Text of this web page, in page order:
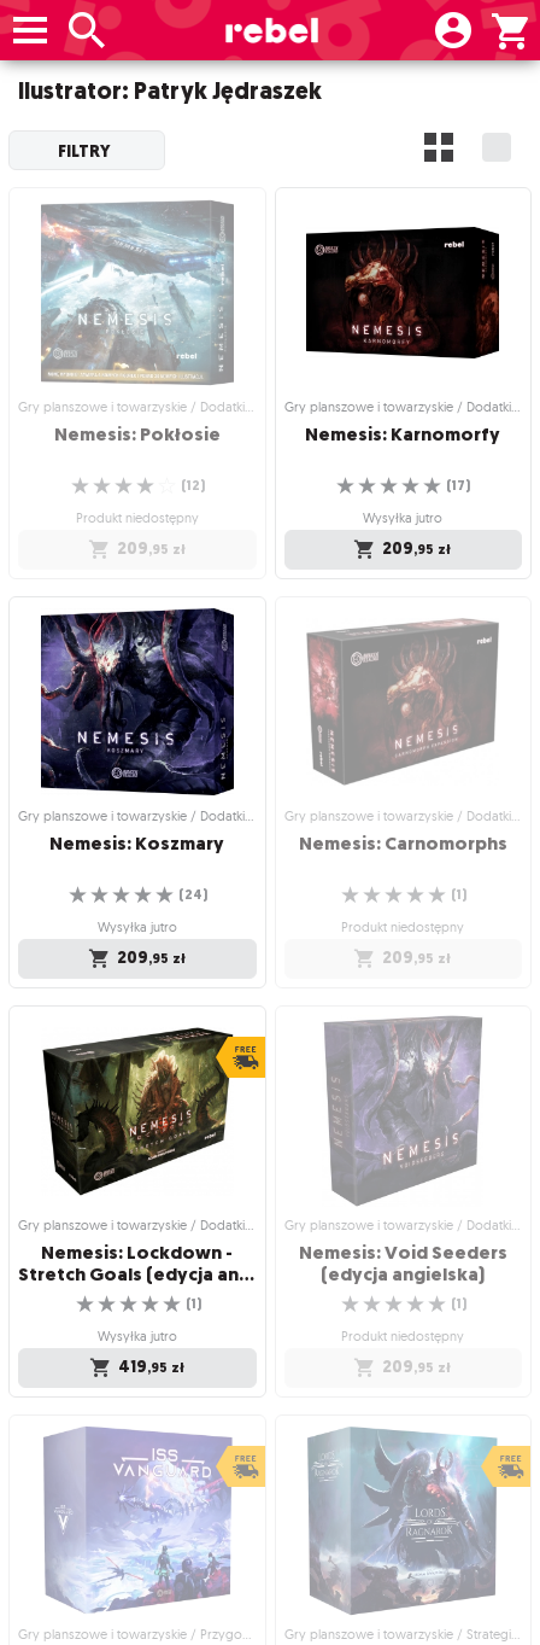
Ilustrator: Patryk Jędraszek
FILTRY
Gry planszowe i towarzyskie / Dodatki do gier
Nemesis:Pokłosie
☆
☆
☆
☆ (12)
Produkt niedostępny
209,95 zł
Gry planszowe i towarzyskie / Dodatki
do gier
Nemesis: Pokłosie
Co zdarzyło się na pokładzie
kosmicznego transportowca?
☆
☆
☆
☆
☆ (12)
Produkt niedostępny
209
Gry planszowe i towarzyskie / Dodatki do gier
Nemesis:Karnomorfy
☆
☆
☆
☆
☆ (17)
Wysyłka jutro
209,95 zł
Nemesis: Karnomorfy
One rosną w siłę!
☆
☆
☆ (17
Wysyłka jutro
209
Gry planszowe i towarzyskie / Dodatki do gier
Nemesis:Koszmary
☆
☆
☆
☆
☆ (24)
Wysyłka jutro
209,95 zł
Gry planszowe i towarzyskie / Dodatki
Nemesis: Koszmary
Czy wygrasz walkę ze swoim
umysłem?
☆
☆
☆
☆
☆ (24)
Wysyłka jutro
Gry planszowe i towarzyskie / Dodatki do gier
Nemesis: Carnomorphs
☆
☆
☆
☆
☆ (1)
Produkt niedostępny
209,95 zł
do gier
Nemesis: Carnomorphs
One rosną w siłę!
☆
☆
☆
☆
☆ (1)
Produkt niedostępny
209,95
Gry planszowe i towarzyskie / Dodatki do gier
Nemesis: Lockdown -
Stretch Goals (edycja angielska)
☆
☆
☆
☆
☆ (1)
Wysyłka jutro
419,95 zł
do gier
Nemesis: Lockdown -
Stretch Goals (edycja
angielska)
Jeszcze więcej niebezpieczeństw!
☆
☆
☆
☆
☆ 1)
Wysyłka jutro
419,95 zł
Gry planszowe i towarzyskie / Dodatki do gier
Nemesis: Void Seeders
(edycja angielska)
☆
☆
☆
☆
☆ (1)
Produkt niedostępny
209,95 zł
do gier
Nemesis: Void Seeders
(edycja angielska)
Dodatek pełen koszmarów!
☆
☆
☆
☆ ( )
Produkt niedostępny
209,95 zł
Gry planszowe i towarzyskie / Przygodowe gry planszowe Gry planszowe i towarzyskie / Strategiczne gry planszowe